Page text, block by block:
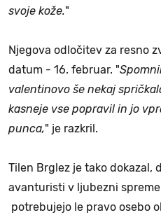
svoje kože."
Njegova odločitev za resno
datum - 16. februar. "
valentinovo še nekaj
kasneje vse popravil in jo
punca," je razkril.
Tilen Brglez je tako dokazal,
avanturisti v ljubezni
potrebujejo le pravo osebo